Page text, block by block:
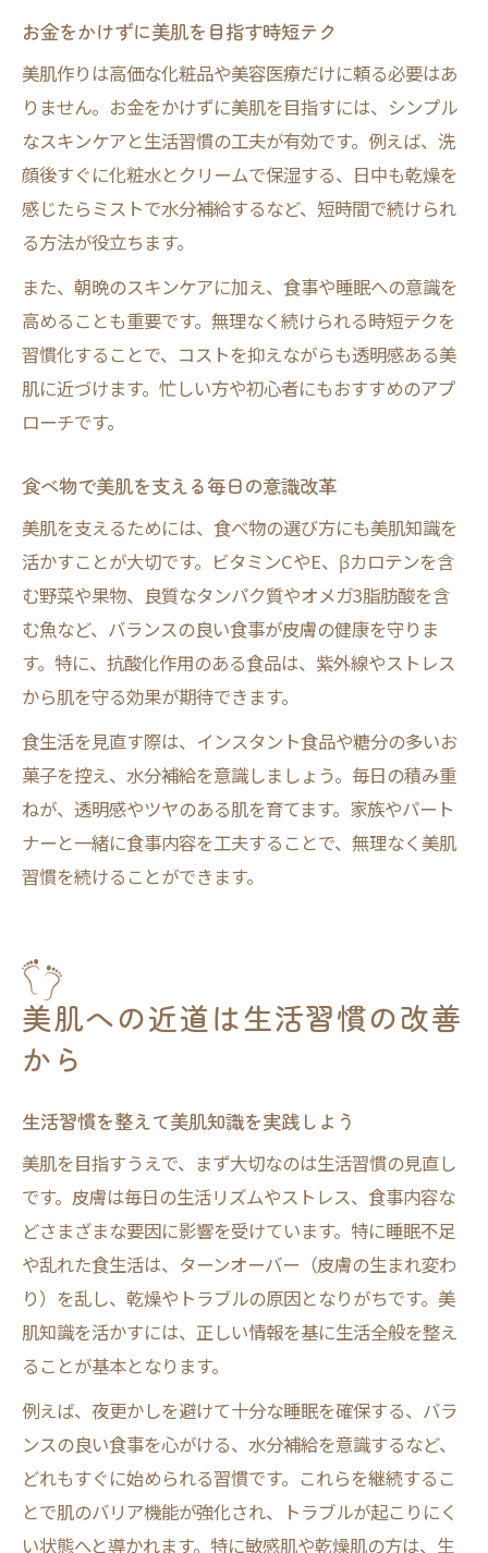
お金をかけずに美肌を目指す時短テク
美肌作りは高価な化粧品や美容医療だけに頼る必要はあ
りません。お金をかけずに美肌を目指すには、シンプル
なスキンケアと生活習慣の工夫が有効です。例えば、洗
顔後すぐに化粧水とクリームで保湿する、日中も乾燥を
感じたらミストで水分補給するなど、短時間で続けられ
る方法が役立ちます。
また、朝晩のスキンケアに加え、食事や睡眠への意識を
高めることも重要です。無理なく続けられる時短テクを
習慣化することで、コストを抑えながらも透明感ある美
肌に近づけます。忙しい方や初心者にもおすすめのアプ
ローチです。
食べ物で美肌を支える毎日の意識改革
美肌を支えるためには、食べ物の選び方にも美肌知識を
活かすことが大切です。ビタミンCやE、βカロテンを含
む野菜や果物、良質なタンパク質やオメガ3脂肪酸を含
む魚など、バランスの良い食事が皮膚の健康を守りま
す。特に、抗酸化作用のある食品は、紫外線やストレス
から肌を守る効果が期待できます。
食生活を見直す際は、インスタント食品や糖分の多いお
菓子を控え、水分補給を意識しましょう。毎日の積み重
ねが、透明感やツヤのある肌を育てます。家族やパート
ナーと一緒に食事内容を工夫することで、無理なく美肌
習慣を続けることができます。
美肌への近道は生活習慣の改善
から
生活習慣を整えて美肌知識を実践しよう
美肌を目指すうえで、まず大切なのは生活習慣の見直し
です。皮膚は毎日の生活リズムやストレス、食事内容な
どさまざまな要因に影響を受けています。特に睡眠不足
や乱れた食生活は、ターンオーバー（皮膚の生まれ変わ
り）を乱し、乾燥やトラブルの原因となりがちです。美
肌知識を活かすには、正しい情報を基に生活全般を整え
ることが基本となります。
例えば、夜更かしを避けて十分な睡眠を確保する、バラ
ンスの良い食事を心がける、水分補給を意識するなど、
どれもすぐに始められる習慣です。これらを継続するこ
とで肌のバリア機能が強化され、トラブルが起こりにく
い状態へと導かれます。特に敏感肌や乾燥肌の方は、生